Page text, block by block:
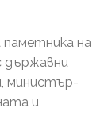
паметника на
държавни
министър-
и